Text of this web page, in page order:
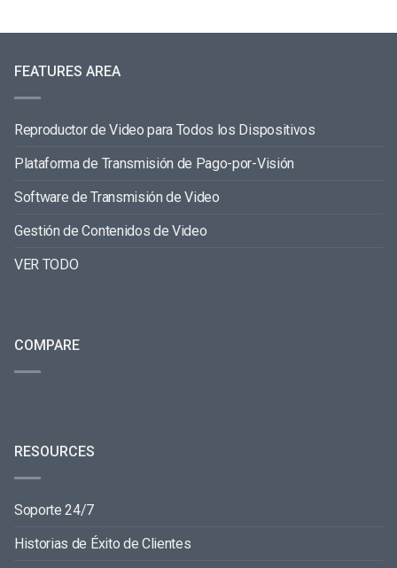
FEATURES AREA
Reproductor de Video para Todos los Dispositivos
Plataforma de Transmisión de Pago-por-Visión
Software de Transmisión de Video
Gestión de Contenidos de Video
VER TODO
COMPARE
RESOURCES
Soporte 24/7
Historias de Éxito de Clientes